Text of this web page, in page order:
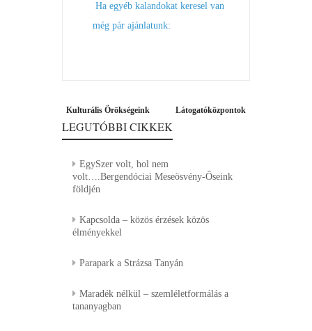
Ha egyéb kalandokat keresel van
még pár ajánlatunk:
Bejegyzés
navigáció
Previous
post:
Kulturális Örökségeink Látogatóközpontok
LEGUTÓBBI CIKKEK
EgySzer volt, hol nem
volt….Bergendóciai Meseösvény-Őseink
földjén
Kapcsolda – közös érzések közös
élményekkel
Parapark a Strázsa Tanyán
Maradék nélkül – szemléletformálás a
tananyagban